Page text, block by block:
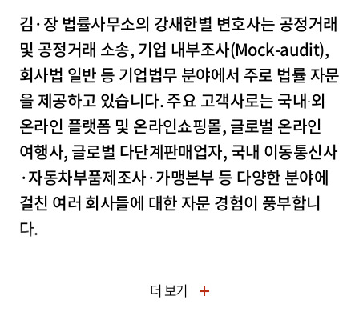
김·장 법률사무소의 강새한별 변호사는 공정거래
및 공정거래 소송, 기업 내부조사(Mock-audit),
회사법 일반 등 기업법무 분야에서 주로 법률 자문
을 제공하고 있습니다. 주요 고객사로는 국내∙외
온라인 플랫폼 및 온라인쇼핑몰, 글로벌 온라인
여행사, 글로벌 다단계판매업자, 국내 이동통신사
·자동차부품제조사·가맹본부 등 다양한 분야에
걸친 여러 회사들에 대한 자문 경험이 풍부합니
다.
강 변호사는 고려대학교 법과대학을 졸업하고, 사법연수원
수료 후 해군법무관으로서 3년간 복무하며 군검사 및 국가
더 보기